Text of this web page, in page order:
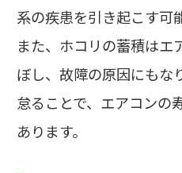
系の疾患を引き起こす可
また、ホコリの蓄積はエ
ぼし、故障の原因にもな
怠ることで、エアコンの
あります。